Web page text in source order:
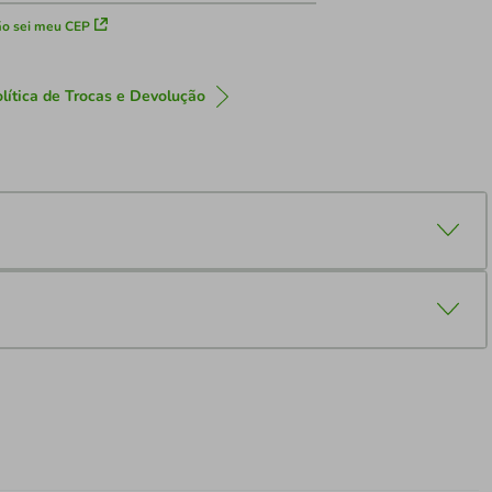
sei meu CEP
de Trocas e Devolução